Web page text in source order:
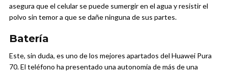
asegura que el celular se puede sumergir en el agua y resistir el
polvo sin temor a que se dañe ninguna de sus partes.
Batería
Este, sin duda, es uno de los mejores apartados del Huawei Pura
70. El teléfono ha presentado una autonomía de más de una